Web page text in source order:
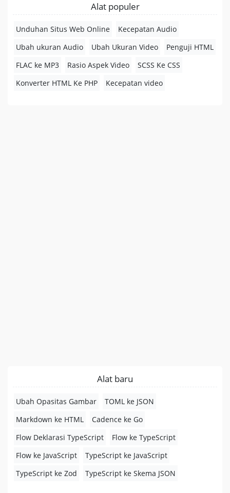
Alat populer
Unduhan Situs Web Online
Kecepatan Audio
Ubah ukuran Audio
Ubah Ukuran Video
Penguji HTML
FLAC ke MP3
Rasio Aspek Video
SCSS Ke CSS
Konverter HTML Ke PHP
Kecepatan video
Alat baru
Ubah Opasitas Gambar
TOML ke JSON
Markdown ke HTML
Cadence ke Go
Flow Deklarasi TypeScript
Flow ke TypeScript
Flow ke JavaScript
TypeScript ke JavaScript
TypeScript ke Zod
TypeScript ke Skema JSON